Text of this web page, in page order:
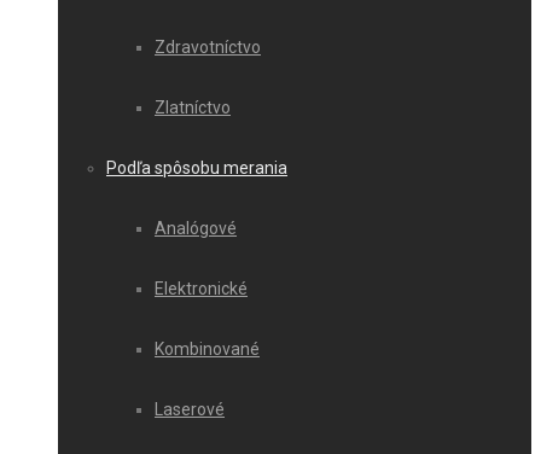
Zdravotníctvo
Zlatníctvo
Podľa spôsobu merania
Analógové
Elektronické
Kombinované
Laserové